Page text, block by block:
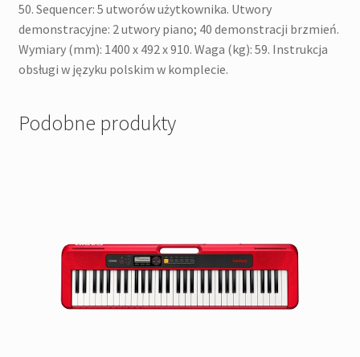
50. Sequencer: 5 utworów użytkownika. Utwory
demonstracyjne: 2 utwory piano; 40 demonstracji brzmień.
Wymiary (mm): 1400 x 492 x 910. Waga (kg): 59. Instrukcja
obsługi w języku polskim w komplecie.
Podobne produkty